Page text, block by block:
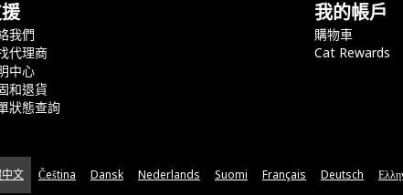
我們
代理商
中心
和退貨
狀態查詢
我的帳戶
購物車
Cat Rewards
文 Čeština Dansk Nederlands Suomi Français Deutsch